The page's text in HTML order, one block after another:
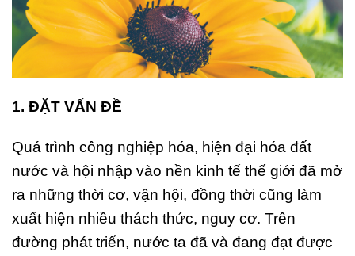
1. ĐẶT VẤN ĐỀ
Quá trình công nghiệp hóa, hiện đại hóa đất
nước và hội nhập vào nền kinh tế thế giới đã mở
ra những thời cơ, vận hội, đồng thời cũng làm
xuất hiện nhiều thách thức, nguy cơ. Trên
đường phát triển, nước ta đã và đang đạt được